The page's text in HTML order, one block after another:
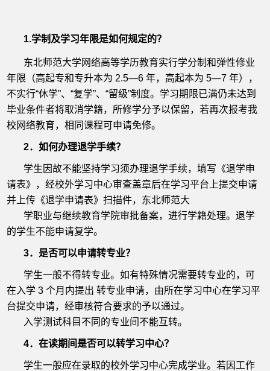
1.学制及学习年限是如何规定的？
东北师范大学网络高等学历教育实行学分制和弹性修业
年限（高起专和专升本为 2.5—6 年，高起本为 5—7 年），
不实行“休学”、“复学”、“留级”制度。学习期限已满仍未达到
毕业条件者将取消学籍，所修学分予以保留，若再次报考我
校网络教育，相同课程可申请免修。
2．如何办理退学手续？
学生因故不能坚持学习须办理退学手续，填写《退学申
请表》，经校外学习中心审查盖章后在学习平台上提交申请
并上传《退学申请表》扫描件，东北师范大
学职业与继续教育学院审批备案，进行学籍处理。退学
的学生不能申请复学。
3．是否可以申请转专业？
学生一般不得转专业。如有特殊情况需要转专业的，可
在入学 3 个月内提出 转专业申请，由所在学习中心在学习平
台提交申请，经审核符合要求的予以通过。
入学测试科目不同的专业间不能互转。
4．在读期间是否可以转学习中心？
学生一般应在录取的校外学习中心完成学业。若因工作